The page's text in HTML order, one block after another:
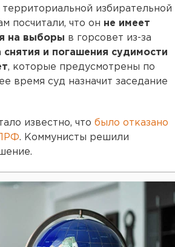
избирательной
посчитали, что он не имеет
на выборы в горсовет из-за
снятия и погашения судимости
, которые предусмотрены по
время суд назначит заседание
известно, что было отказано
. Коммунисты решили